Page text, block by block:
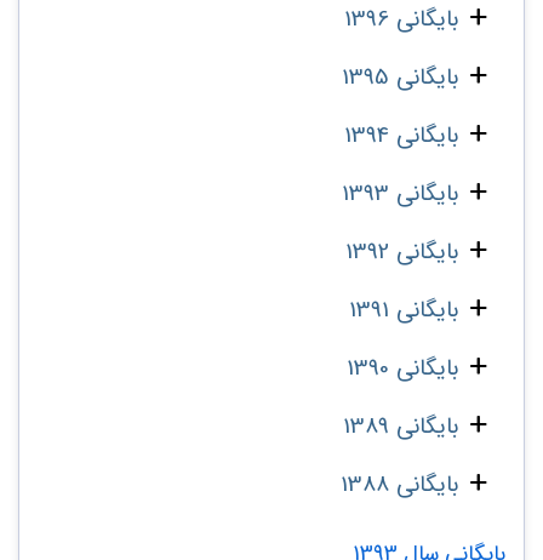
بایگانی 1396
بایگانی 1395
بایگانی 1394
بایگانی 1393
بایگانی 1392
بایگانی 1391
بایگانی 1390
بایگانی 1389
بایگانی 1388